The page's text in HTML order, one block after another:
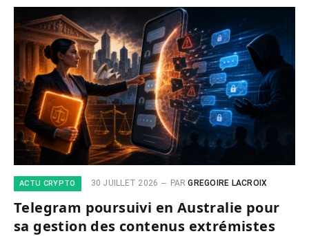
ACTU CRYPTO 30 JUILLET 2026 PAR GREGOIRE LACROIX
Telegram poursuivi en Australie pour
sa gestion des contenus extrémistes